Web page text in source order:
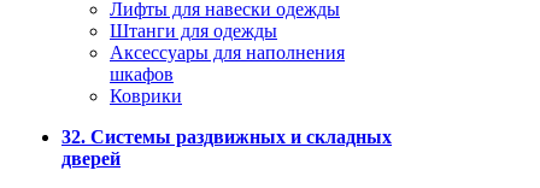
Лифты для навески одежды
Штанги для одежды
Аксессуары для наполнения
шкафов
Коврики
32. Системы раздвижных и складных
дверей